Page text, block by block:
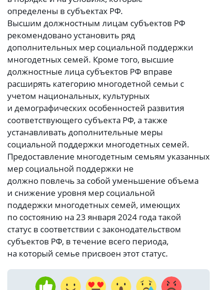
определены в субъектах РФ.
Высшим должностным лицам субъектов РФ
рекомендовано установить ряд
дополнительных мер социальной поддержки
многодетных семей. Кроме того, высшие
должностные лица субъектов РФ вправе
расширять категорию многодетной семьи с
учетом национальных, культурных
и демографических особенностей развития
соответствующего субъекта РФ, а также
устанавливать дополнительные меры
социальной поддержки многодетных семей.
Предоставление многодетным семьям указанных
мер социальной поддержки не
должно повлечь за собой уменьшение объема
и снижение уровня мер социальной
поддержки многодетных семей, имеющих
по состоянию на 23 января 2024 года такой
статус в соответствии с законодательством
субъектов РФ, в течение всего периода,
на который семье присвоен этот статус.